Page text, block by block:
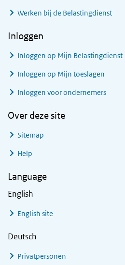
Werken bij de Belastingdienst
Inloggen
Inloggen op Mijn Belastingdienst
Inloggen op Mijn toeslagen
Inloggen voor ondernemers
Over deze site
Sitemap
Help
Language
English
English site
Deutsch
Privatpersonen